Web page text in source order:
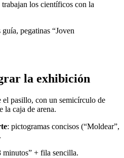
los científicos con la
pegatinas “Joven
la exhibición
el pasillo, con un semicírculo de
la caja de arena.
: pictogramas concisos (“Moldear”,
minutos” + fila sencilla.